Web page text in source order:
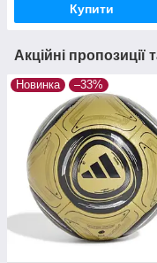
Купити
Акційні пропозиції
Новинка –33%